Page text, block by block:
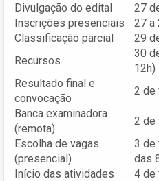
Divulgação do edital
27
Inscrições presenciais
27 a
Classificação parcial
29
Recursos
30
12h)
Resultado final e
convocação
2 de
Banca examinadora
(remota)
2 de
Escolha de vagas
(presencial)
3 de
das
Início das atividades
4 de